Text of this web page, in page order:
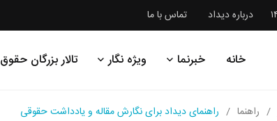
درباره دیداد تماس با ما
خانه خبرنما ویژه نگار تالار بزرگان حقوق
راهنما راهنمای دیداد برای نگارش مقاله و یادداشت حقوقی